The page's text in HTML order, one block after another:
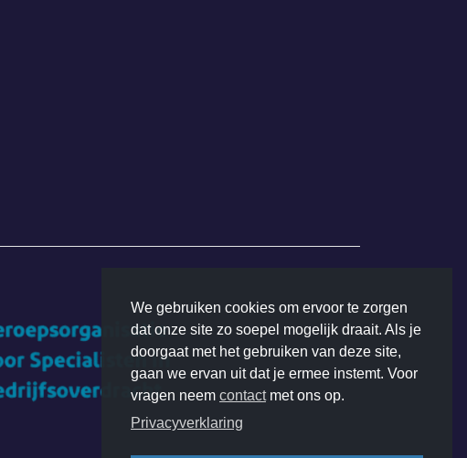
We gebruiken cookies om ervoor te zorgen
dat onze site zo soepel mogelijk draait. Als je
doorgaat met het gebruiken van deze site,
gaan we ervan uit dat je ermee instemt. Voor
vragen neem contactmet ons op.
Privacyverklaring